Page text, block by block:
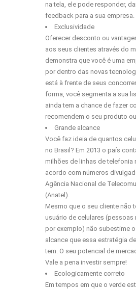
na tela, ele pode responder,
feedback para a sua empresa.
Exclusividade
Oferecer desconto ou
aos seus clientes através do
demonstra que você é uma
por dentro das novas
está à frente de seus
forma, você segmenta a sua
ainda tem a chance de fazer
recomendem o seu produto
Grande alcance
Você faz ideia de quantos
no Brasil? Em 2013 o país
milhões de linhas de telefonia
acordo com números
Agência Nacional de
(Anatel).
Mesmo que o seu cliente não
usuário de celulares (pessoas
por exemplo) não subestime
alcance que essa estratégia
tem. O seu potencial de
Vale a pena investir sempre!
Ecologicamente correto
Em tempos em que o verde